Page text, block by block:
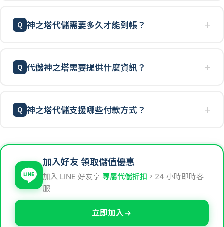
神之塔代儲需要多久才能到帳？
代儲神之塔需要提供什麼資訊？
神之塔代儲支援哪些付款方式？
加入好友 領取儲值優惠
加入 LINE 好友享 專屬代儲折扣 ，24 小時即時客
服
立即加入